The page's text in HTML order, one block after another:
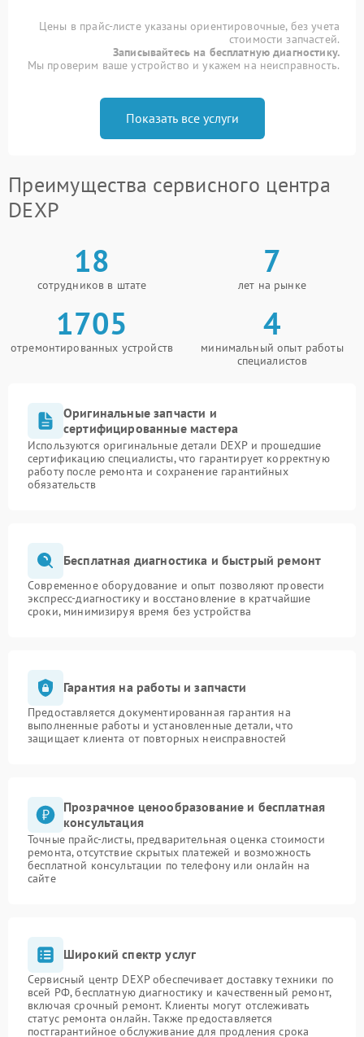
Цены в прайс-листе указаны ориентировочные, без учета
стоимости запчастей.
Записывайтесь на бесплатную диагностику.
Мы проверим ваше устройство и укажем на неисправность.
Показать все услуги
Преимущества сервисного центра
DEXP
18
сотрудников в штате
7
лет на рынке
1705
отремонтированных устройств
4
минимальный опыт работы
специалистов
Оригинальные запчасти и
сертифицированные мастера
Используются оригинальные детали DEXP и прошедшие
сертификацию специалисты, что гарантирует корректную
работу после ремонта и сохранение гарантийных
обязательств
Бесплатная диагностика и быстрый ремонт
Современное оборудование и опыт позволяют провести
экспресс-диагностику и восстановление в кратчайшие
сроки, минимизируя время без устройства
Гарантия на работы и запчасти
Предоставляется документированная гарантия на
выполненные работы и установленные детали, что
защищает клиента от повторных неисправностей
Прозрачное ценообразование и бесплатная
консультация
Точные прайс-листы, предварительная оценка стоимости
ремонта, отсутствие скрытых платежей и возможность
бесплатной консультации по телефону или онлайн на
сайте
Широкий спектр услуг
Сервисный центр DEXP обеспечивает доставку техники по
всей РФ, бесплатную диагностику и качественный ремонт,
включая срочный ремонт. Клиенты могут отслеживать
статус ремонта онлайн. Также предоставляется
постгарантийное обслуживание для продления срока